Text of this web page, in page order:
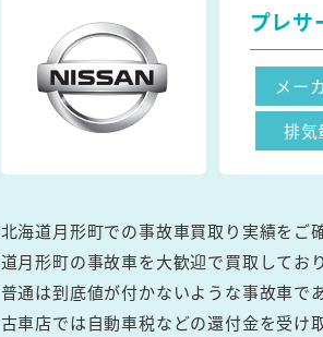
プレサ
メー
排気
北海道月形町での事故車買取り実績をご
道月形町の事故車を大歓迎で買取しており
普通は到底値が付かないような事故車であ
古車店では自動車税などの還付金を受け